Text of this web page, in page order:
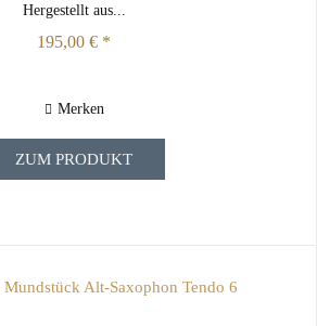
Hergestellt aus...
195,00 € *
Merken
ZUM PRODUKT